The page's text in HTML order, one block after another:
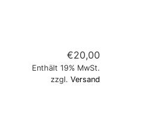
€20,00
Enthält 19% MwSt.
zzgl.Versand